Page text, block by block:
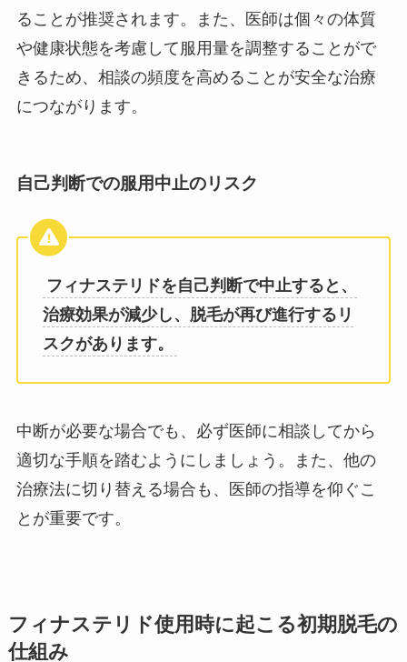
ることが推奨されます。また、医師は個々の体質
や健康状態を考慮して服用量を調整することがで
きるため、相談の頻度を高めることが安全な治療
につながります。
自己判断での服用中止のリスク
フィナステリドを自己判断で中止すると、
治療効果が減少し、脱毛が再び進行するリ
スクがあります。
中断が必要な場合でも、必ず医師に相談してから
適切な手順を踏むようにしましょう。また、他の
治療法に切り替える場合も、医師の指導を仰ぐこ
とが重要です。
フィナステリド使用時に起こる初期脱毛の
仕組み